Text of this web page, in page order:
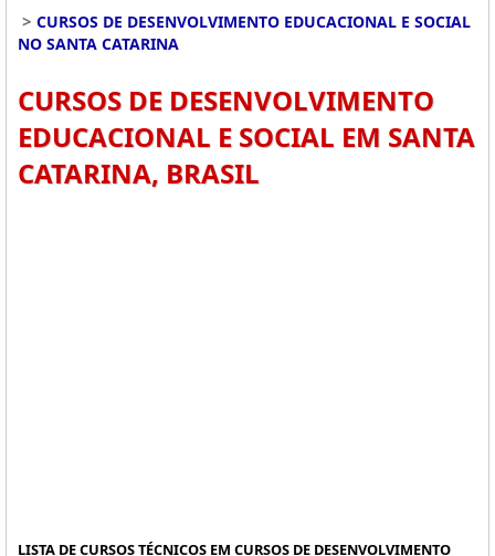
> CURSOS DE DESENVOLVIMENTO EDUCACIONAL E SOCIAL
NO SANTA CATARINA
CURSOS DE DESENVOLVIMENTO
EDUCACIONAL E SOCIAL EM SANTA
CATARINA, BRASIL
LISTA DE CURSOS TÉCNICOS EM CURSOS DE DESENVOLVIMENTO